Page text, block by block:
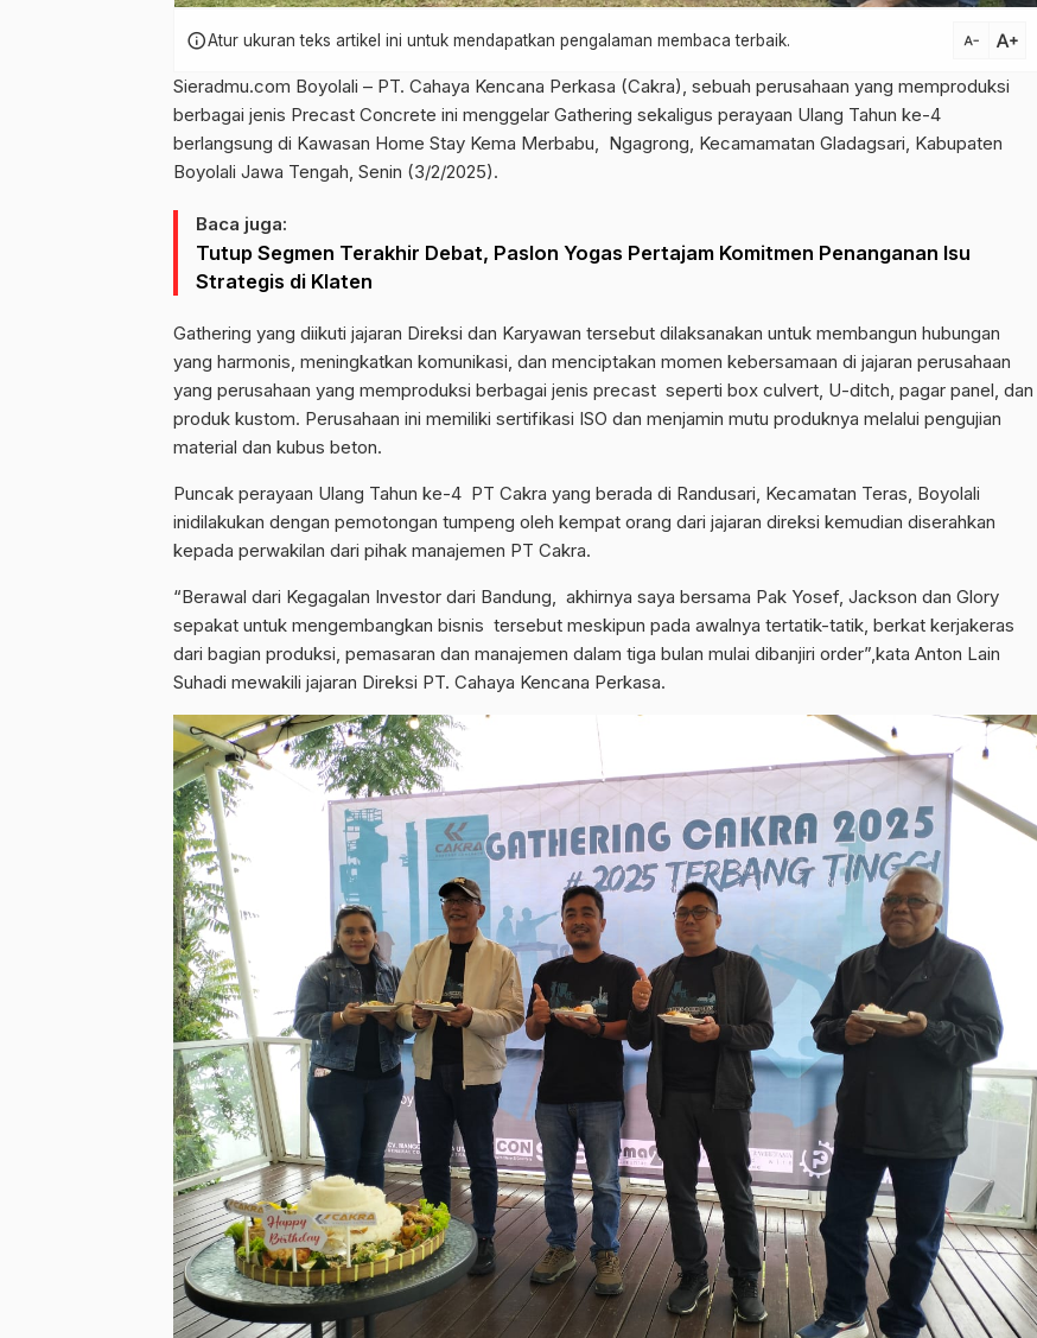
infoAtur ukuran teks artikel ini untuk mendapatkan pengalaman membaca terbaik. text_decrease text_increase
Sieradmu.com Boyolali – PT. Cahaya Kencana Perkasa (Cakra), sebuah perusahaan yang memproduksi
berbagai jenis Precast Concrete ini menggelar Gathering sekaligus perayaan Ulang Tahun ke-4
berlangsung di Kawasan Home Stay Kema Merbabu, Ngagrong, Kecamamatan Gladagsari, Kabupaten
Boyolali Jawa Tengah, Senin (3/2/2025).
Baca juga:
Tutup Segmen Terakhir Debat, Paslon Yogas Pertajam Komitmen Penanganan Isu
Strategis di Klaten
Gathering yang diikuti jajaran Direksi dan Karyawan tersebut dilaksanakan untuk membangun hubungan
yang harmonis, meningkatkan komunikasi, dan menciptakan momen kebersamaan di jajaran perusahaan
yang perusahaan yang memproduksi berbagai jenis precast seperti box culvert, U-ditch, pagar panel, dan
produk kustom. Perusahaan ini memiliki sertifikasi ISO dan menjamin mutu produknya melalui pengujian
material dan kubus beton.
Puncak perayaan Ulang Tahun ke-4 PT Cakra yang berada di Randusari, Kecamatan Teras, Boyolali
inidilakukan dengan pemotongan tumpeng oleh kempat orang dari jajaran direksi kemudian diserahkan
kepada perwakilan dari pihak manajemen PT Cakra.
“Berawal dari Kegagalan Investor dari Bandung, akhirnya saya bersama Pak Yosef, Jackson dan Glory
sepakat untuk mengembangkan bisnis tersebut meskipun pada awalnya tertatik-tatik, berkat kerjakeras
dari bagian produksi, pemasaran dan manajemen dalam tiga bulan mulai dibanjiri order”,kata Anton Lain
Suhadi mewakili jajaran Direksi PT. Cahaya Kencana Perkasa.